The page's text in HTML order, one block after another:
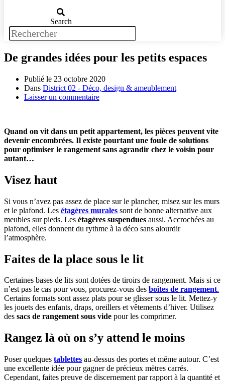
Search
De grandes idées pour les petits espaces
Publié le 23 octobre 2020
Dans District 02 - Déco, design & ameublement
Laisser un commentaire
Quand on vit dans un petit appartement, les pièces peuvent vite
devenir encombrées. Il existe pourtant une foule de solutions
pour optimiser le rangement sans agrandir chez le voisin pour
autant…
Visez haut
Si vous n’avez pas assez de place sur le plancher, misez sur les murs
et le plafond. Les étagères murales sont de bonne alternative aux
meubles sur pieds. Les étagères suspendues aussi. Accrochées au
plafond, elles donnent du rythme à la déco sans alourdir
l’atmosphère.
Faites de la place sous le lit
Certaines bases de lits sont dotées de tiroirs de rangement. Mais si ce
n’est pas le cas pour vous, procurez-vous des boîtes de rangement.
Certains formats sont assez plats pour se glisser sous le lit. Mettez-y
les jouets des enfants, draps, oreillers et vêtements d’hiver. Utilisez
des sacs de rangement sous vide pour les comprimer.
Rangez là où on s’y attend le moins
Poser quelques tablettes au-dessus des portes et même autour. C’est
une excellente idée pour gagner de précieux mètres carrés.
Cependant, faites preuve de discernement par rapport à la quantité et